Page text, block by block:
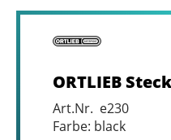
ORTLIEB
Art.Nr. e230
Farbe: black